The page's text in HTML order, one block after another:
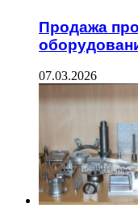
Продажа
07.03.2026